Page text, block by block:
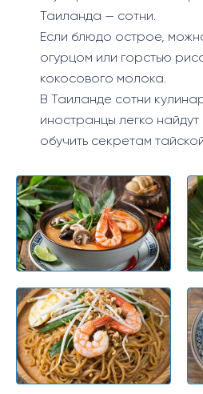
Таиланда — сотни.
Если блюдо острое,
огурцом или горстью
кокосового молока.
В Таиланде сотни
иностранцы легко
обучить секретам